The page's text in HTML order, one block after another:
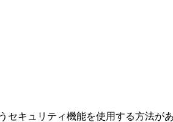
セキュリティ機能を使用する方法があ